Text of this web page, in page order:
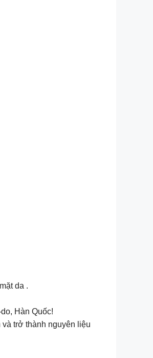
da ‍️.
Hàn Quốc!
trở thành nguyên liệu